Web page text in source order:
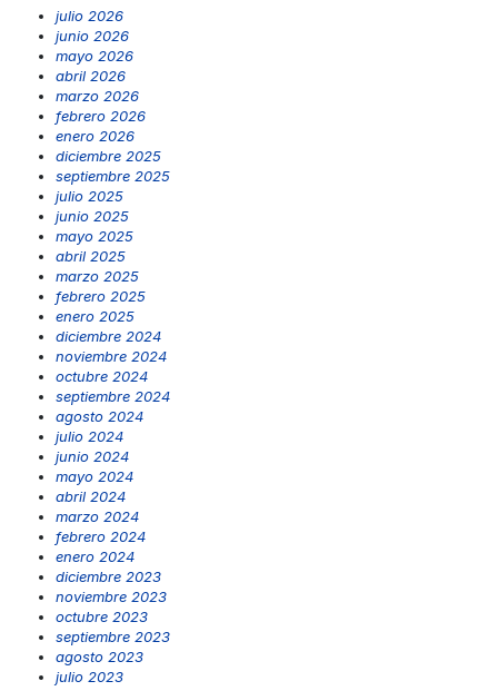
julio 2026
junio 2026
mayo 2026
abril 2026
marzo 2026
febrero 2026
enero 2026
diciembre 2025
septiembre 2025
julio 2025
junio 2025
mayo 2025
abril 2025
marzo 2025
febrero 2025
enero 2025
diciembre 2024
noviembre 2024
octubre 2024
septiembre 2024
agosto 2024
julio 2024
junio 2024
mayo 2024
abril 2024
marzo 2024
febrero 2024
enero 2024
diciembre 2023
noviembre 2023
octubre 2023
septiembre 2023
agosto 2023
julio 2023